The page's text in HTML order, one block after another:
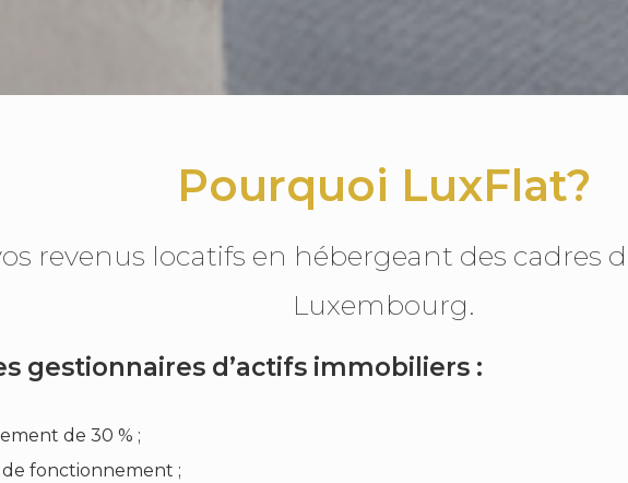
Pourquoi LuxFlat?
revenus locatifs en hébergeant des cadres
Luxembourg.
gestionnaires d’actifs immobiliers :
de 30 % ;
de fonctionnement ;